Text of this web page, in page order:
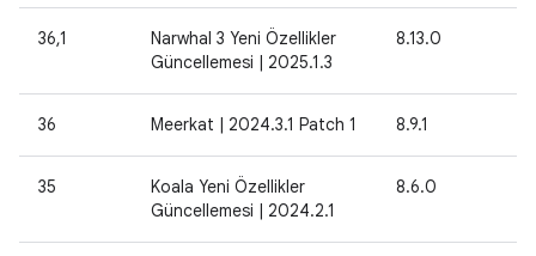
36,1
Narwhal 3 Yeni Özellikler
Güncellemesi | 2025.1.3
8.13.0
36 Meerkat | 2024.3.1 Patch 1 8.9.1
35
Koala Yeni Özellikler
Güncellemesi | 2024.2.1
8.6.0